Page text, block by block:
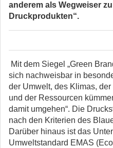
anderem als Wegweiser
Druckprodukten“.
Mit dem Siegel „Green
sich nachweisbar in
der Umwelt, des Klimas,
und der Ressourcen
damit umgehen“. Die
nach den Kriterien des
Darüber hinaus ist das
Umweltstandard EMAS